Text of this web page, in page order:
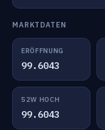
MARKTDATEN
ERÖFFNUNG
99.6043
52W HOCH
99.6043